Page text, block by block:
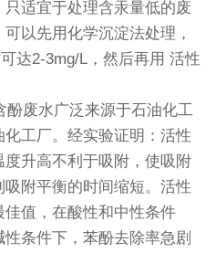
适宜于处理含汞量低的废
以先用化学沉淀法处理，
达2-3mg/L，然后再用 活性
废水广泛来源于石油化工
工厂。经实验证明：活性
升高不利于吸附，使吸附
附平衡的时间缩短。活性
值，在酸性和中性条件
条件下，苯酚去除率急剧